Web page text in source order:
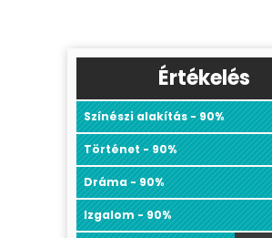
Értékelés
Színészi alakítás - 90%
Történet - 90%
Dráma - 90%
Izgalom - 90%